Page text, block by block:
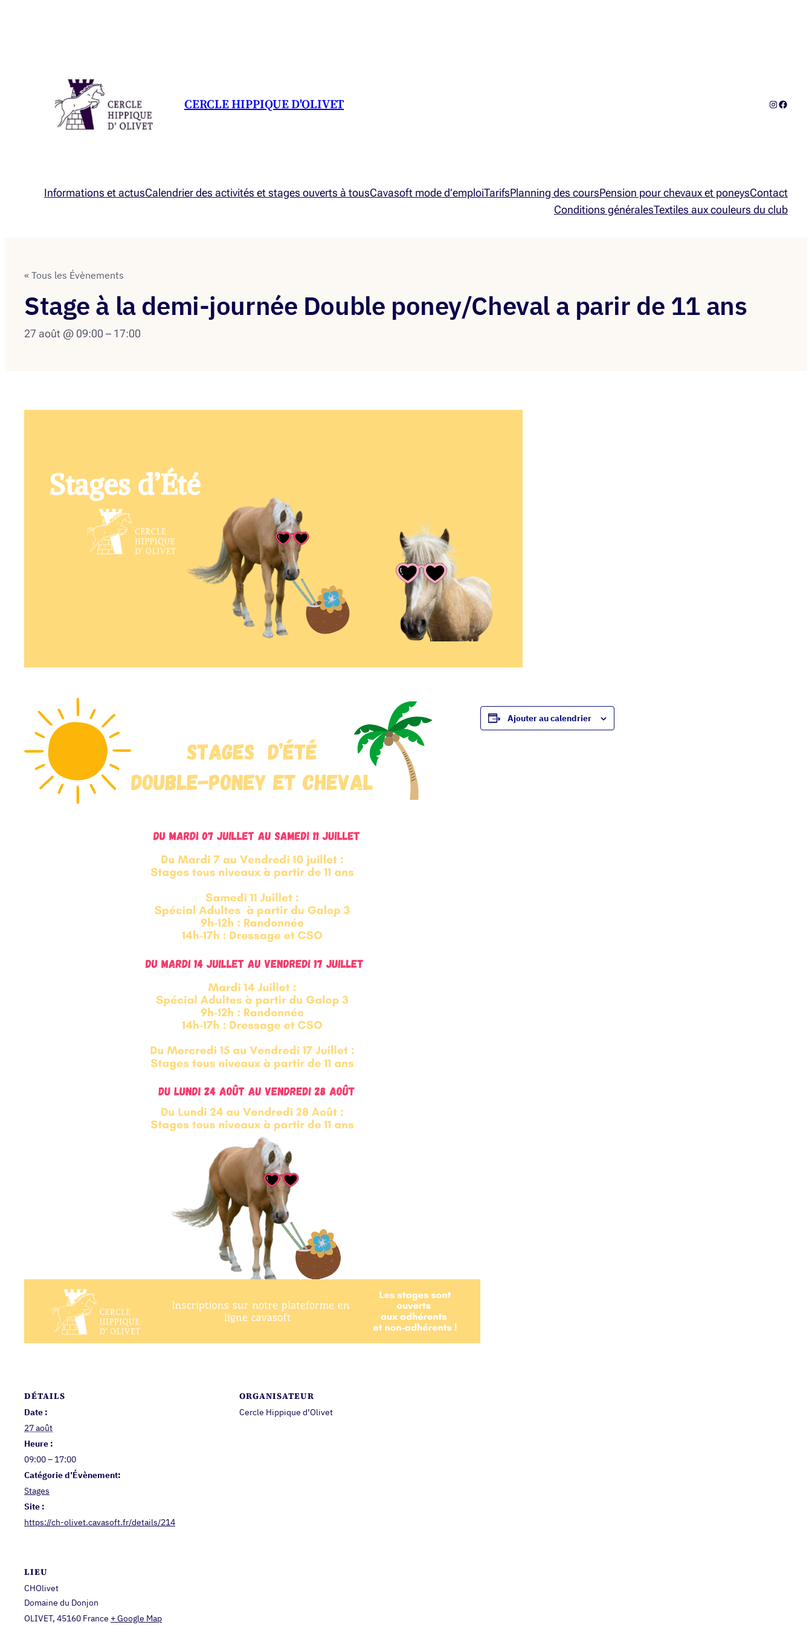
CERCLE HIPPIQUE D'OLIVET Instagram
Informations et actusCalendrier des activités et stages ouverts à tousCavasoft mode d’emploiTarifsPlanning des coursPension pour chevaux et poneysContact
Conditions généralesTextiles aux couleurs du club
« Tous les Évènements
Stage à la demi-journée Double poney/Cheval a parir de 11 ans
27 août @ 09:00 – 17:00
Ajouter au calendrier
DÉTAILS
Date :
27 août
Heure :
09:00 – 17:00
Catégorie d’Évènement:
Stages
Site :
https://ch-olivet.cavasoft.fr/details/214
ORGANISATEUR
Cercle Hippique d’Olivet
LIEU
CHOlivet
Domaine du Donjon
OLIVET, 45160 France + Google Map